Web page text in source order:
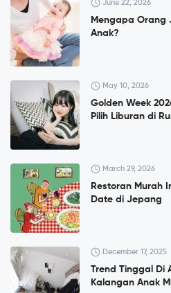
June 22, 2026
Mengapa Orang
Anak?
May 10, 2026
Golden Week
Pilih Liburan di
March 29, 2026
Restoran Murah
Date di Jepang
December 17, 2025
Trend Tinggal Di
Kalangan Anak